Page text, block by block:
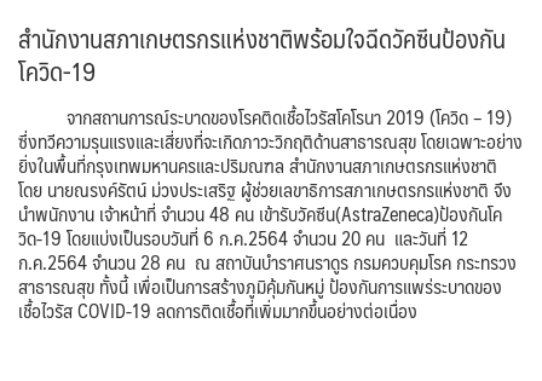
สำนักงานสภาเกษตรกรแห่งชาติพร้อมใจฉีดวัคซีนป้องกัน
โควิด-19
จากสถานการณ์ระบาดของโรคติดเชื้อไวรัสโคโรนา 2019 (โควิด – 19)
ซึ่งทวีความรุนแรงและเสี่ยงที่จะเกิดภาวะวิกฤติด้านสาธารณสุข โดยเฉพาะอย่าง
ยิ่งในพื้นที่กรุงเทพมหานครและปริมณฑล สำนักงานสภาเกษตรกรแห่งชาติ
โดย นายณรงค์รัตน์ ม่วงประเสริฐ ผู้ช่วยเลขาธิการสภาเกษตรกรแห่งชาติ จึง
นำพนักงาน เจ้าหน้าที่ จำนวน 48 คน เข้ารับวัคซีน(AstraZeneca)ป้องกันโค
วิด-19 โดยแบ่งเป็นรอบวันที่ 6 ก.ค.2564 จำนวน 20 คน และวันที่ 12
ก.ค.2564 จำนวน 28 คน ณ สถาบันบำราศนราดูร กรมควบคุมโรค กระทรวง
สาธารณสุข ทั้งนี้ เพื่อเป็นการสร้างภูมิคุ้มกันหมู่ ป้องกันการแพร่ระบาดของ
เชื้อไวรัส COVID-19 ลดการติดเชื้อที่เพิ่มมากขึ้นอย่างต่อเนื่อง